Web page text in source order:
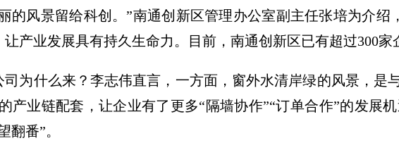
的风景留给科创。”南通创新区管理办公室副主任张培为介
产业发展具有持久生命力。目前，南通创新区已有超过300家
司为什么来？李志伟直言，一方面，窗外水清岸绿的风景，是
产业链配套，让企业有了更多“隔墙协作”“订单合作”的发展
翻番”。